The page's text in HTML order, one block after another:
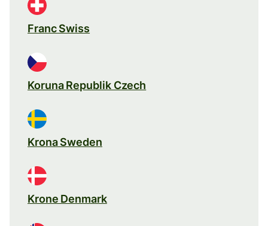
Franc Swiss
Koruna Republik Czech
Krona Sweden
Krone Denmark